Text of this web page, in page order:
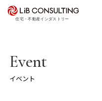
プロジェクト事例
エキスパート
Event
イベント